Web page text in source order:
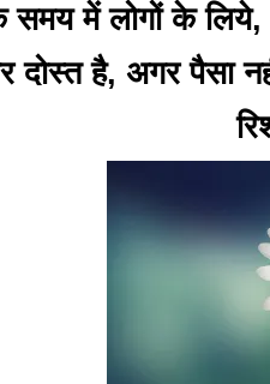
में लोगों के लिये,
दोस्त है, अगर पैसा